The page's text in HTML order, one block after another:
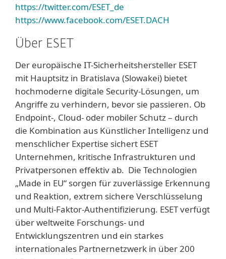
https://twitter.com/ESET_de
https://www.facebook.com/ESET.DACH
Über ESET
Der europäische IT-Sicherheitshersteller ESET
mit Hauptsitz in Bratislava (Slowakei) bietet
hochmoderne digitale Security-Lösungen, um
Angriffe zu verhindern, bevor sie passieren. Ob
Endpoint-, Cloud- oder mobiler Schutz – durch
die Kombination aus Künstlicher Intelligenz und
menschlicher Expertise sichert ESET
Unternehmen, kritische Infrastrukturen und
Privatpersonen effektiv ab. Die Technologien
„Made in EU“ sorgen für zuverlässige Erkennung
und Reaktion, extrem sichere Verschlüsselung
und Multi-Faktor-Authentifizierung. ESET verfügt
über weltweite Forschungs- und
Entwicklungszentren und ein starkes
internationales Partnernetzwerk in über 200